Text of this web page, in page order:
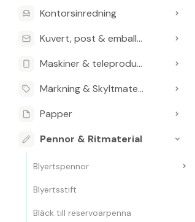
Kontorsinredning
Kuvert, post & emballage
Maskiner & teleprodukter
Märkning & Skyltmaterial
Papper
Pennor & Ritmaterial
Blyertspennor
Blyertsstift
Bläck till reservoarpenna